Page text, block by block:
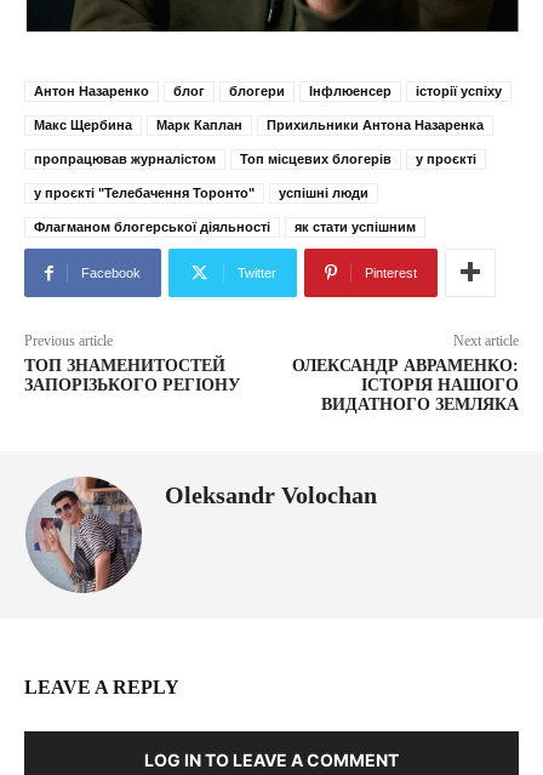
Антон Назаренко блог блогери Інфлюенсер історії успіху
Макс Щербина Марк Каплан Прихильники Антона Назаренка
пропрацював журналістом Топ місцевих блогерів у проєкті
у проєкті "Телебачення Торонто" успішні люди
Флагманом блогерської діяльності як стати успішним
Facebook Twitter Pinterest
Previous article
ТОП ЗНАМЕНИТОСТЕЙ
ЗАПОРІЗЬКОГО РЕГІОНУ
Next article
ОЛЕКСАНДР АВРАМЕНКО:
ІСТОРІЯ НАШОГО
ВИДАТНОГО ЗЕМЛЯКА
Oleksandr Volochan
LEAVE A REPLY
LOG IN TO LEAVE A COMMENT